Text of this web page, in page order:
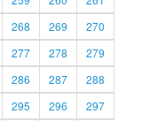
268 269
270
277 278
279
286 287
288
295 296 297